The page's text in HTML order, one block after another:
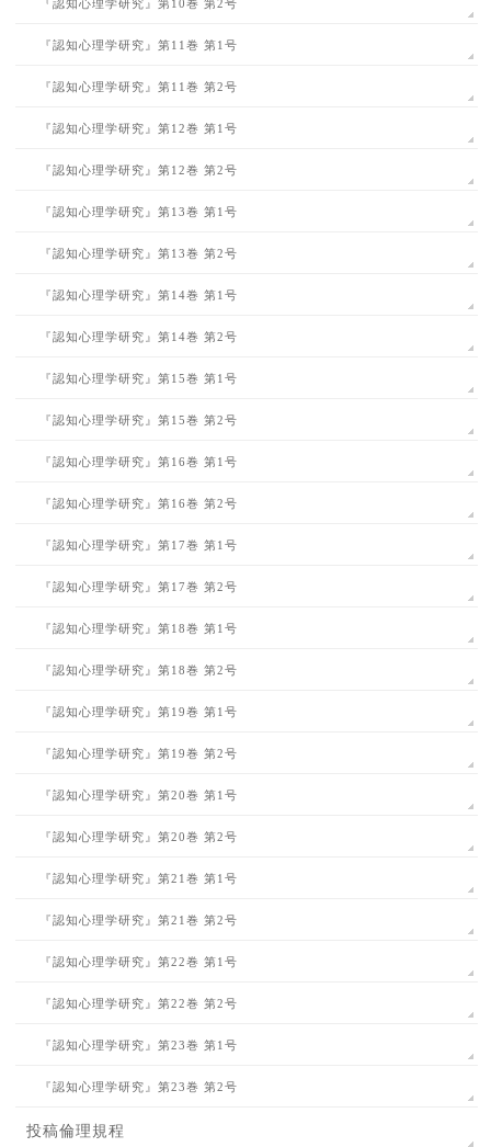
『認知心理学研究』第10巻 第2号
『認知心理学研究』第11巻 第1号
『認知心理学研究』第11巻 第2号
『認知心理学研究』第12巻 第1号
『認知心理学研究』第12巻 第2号
『認知心理学研究』第13巻 第1号
『認知心理学研究』第13巻 第2号
『認知心理学研究』第14巻 第1号
『認知心理学研究』第14巻 第2号
『認知心理学研究』第15巻 第1号
『認知心理学研究』第15巻 第2号
『認知心理学研究』第16巻 第1号
『認知心理学研究』第16巻 第2号
『認知心理学研究』第17巻 第1号
『認知心理学研究』第17巻 第2号
『認知心理学研究』第18巻 第1号
『認知心理学研究』第18巻 第2号
『認知心理学研究』第19巻 第1号
『認知心理学研究』第19巻 第2号
『認知心理学研究』第20巻 第1号
『認知心理学研究』第20巻 第2号
『認知心理学研究』第21巻 第1号
『認知心理学研究』第21巻 第2号
『認知心理学研究』第22巻 第1号
『認知心理学研究』第22巻 第2号
『認知心理学研究』第23巻 第1号
『認知心理学研究』第23巻 第2号
投稿倫理規程